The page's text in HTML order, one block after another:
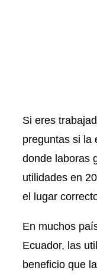
Si eres
preguntas si la
donde laboras
utilidades en
el lugar
En muchos
Ecuador, las
beneficio que